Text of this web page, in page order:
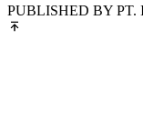
PUBLISHED BY